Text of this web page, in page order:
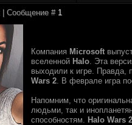
| Сообщение # 1
Компания Microsoft
вселенной Halo. Эта
выходили к игре. Правда,
Wars 2. В феврале игра
Напомним, что
людьми, так и
способностям. Halo Wars 2